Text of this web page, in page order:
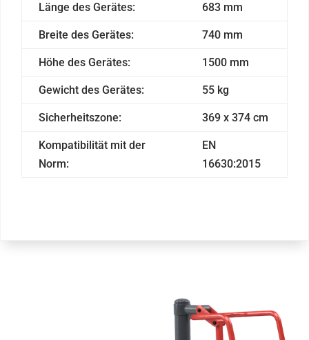
Länge des Gerätes: 683 mm
Breite des Gerätes: 740 mm
Höhe des Gerätes: 1500 mm
Gewicht des Gerätes: 55 kg
Sicherheitszone: 369 x 374 cm
Kompatibilität mit der
Norm:
EN
16630:2015